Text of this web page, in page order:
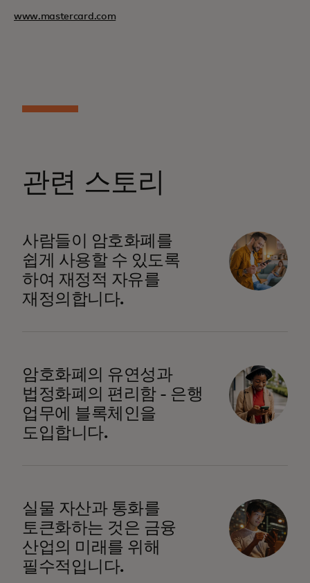
www.mastercard.com
관련 스토리
사람들이 암호화폐를
쉽게 사용할 수 있도록
하여 재정적 자유를
재정의합니다.
암호화폐의 유연성과
법정화폐의 편리함 - 은행
업무에 블록체인을
도입합니다.
실물 자산과 통화를
토큰화하는 것은 금융
산업의 미래를 위해
필수적입니다.